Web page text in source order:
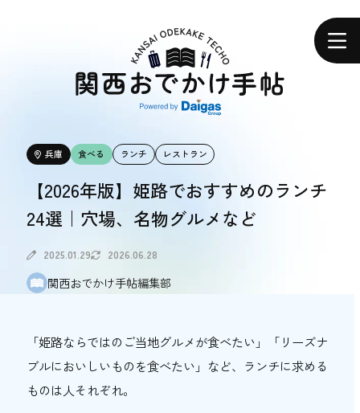
エリアで探す
エリアで探す
食べる
食べる
体験する
おトク情報
おトク情報
兵庫 食べる ランチ レストラン
【2026年版】姫路でおすすめのランチ
24選｜穴場、名物グルメなど
2025.01.29 2026.06.28
関西おでかけ手帖編集部
「姫路ならではのご当地グルメが食べたい」「リーズナ
ブルにおいしいものを食べたい」など、ランチに求める
ものは人それぞれ。